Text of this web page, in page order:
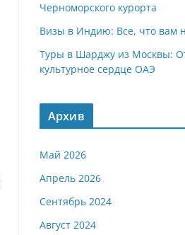
Черноморского курорта
Визы в Индию: Все, что вам
Туры в Шарджу из Москвы:
культурное сердце ОАЭ
Архив
Май 2026
Апрель 2026
Сентябрь 2024
Август 2024